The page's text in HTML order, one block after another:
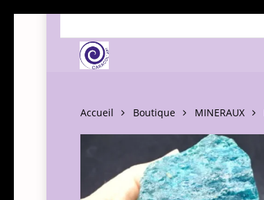
Accueil Boutique MINERAUX